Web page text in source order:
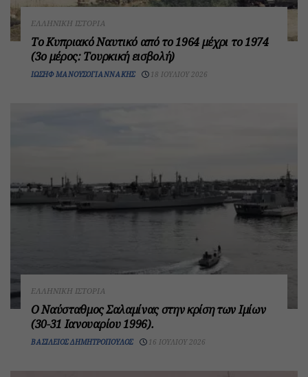
ΕΛΛΗΝΙΚΉ ΙΣΤΟΡΊΑ
Το Κυπριακό Ναυτικό από το 1964 μέχρι το 1974
(3ο μέρος: Τουρκική εισβολή)
ΙΩΣΉΦ ΜΑΝΟΥΣΟΓΙΑΝΝΆΚΗΣ 18 ΙΟΥΛΊΟΥ 2026
ΕΛΛΗΝΙΚΉ ΙΣΤΟΡΊΑ
Ο Ναύσταθμος Σαλαμίνας στην κρίση των Ιμίων
(30-31 Ιανουαρίου 1996).
ΒΑΣΊΛΕΙΟΣ ΔΗΜΗΤΡΌΠΟΥΛΟΣ 16 ΙΟΥΛΊΟΥ 2026